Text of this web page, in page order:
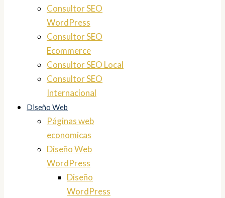
Consultor SEO
WordPress
Consultor SEO
Ecommerce
Consultor SEO Local
Consultor SEO
Internacional
Diseño Web
Páginas web
economicas
Diseño Web
WordPress
Diseño
WordPress